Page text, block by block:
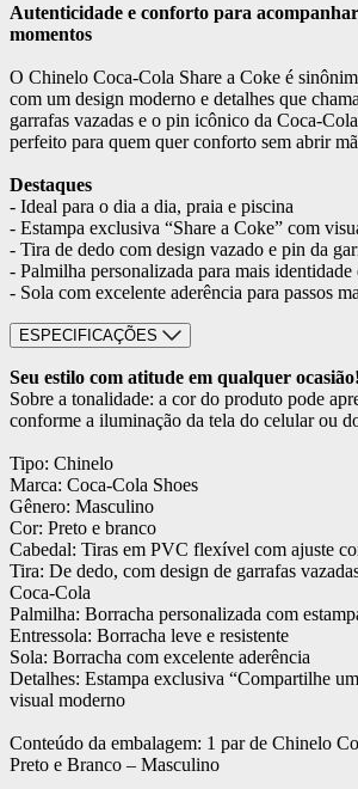
Autenticidade e conforto para
momentos
O Chinelo Coca-Cola Share a Coke é
com um design moderno e detalhes que
garrafas vazadas e o pin icônico da Coca-
perfeito para quem quer conforto sem abrir
Destaques
- Ideal para o dia a dia, praia e piscina
- Estampa exclusiva “Share a Coke” com
- Tira de dedo com design vazado e pin da
- Palmilha personalizada para mais
- Sola com excelente aderência para passos
ESPECIFICAÇÕES
Seu estilo com atitude em qualquer ocasião!
Sobre a tonalidade: a cor do produto pode
conforme a iluminação da tela do celular ou
Tipo: Chinelo
Marca: Coca-Cola Shoes
Gênero: Masculino
Cor: Preto e branco
Cabedal: Tiras em PVC flexível com ajuste
Tira: De dedo, com design de garrafas
Coca-Cola
Palmilha: Borracha personalizada com
Entressola: Borracha leve e resistente
Sola: Borracha com excelente aderência
Detalhes: Estampa exclusiva “Compartilhe
visual moderno
Conteúdo da embalagem: 1 par de Chinelo
Preto e Branco – Masculino